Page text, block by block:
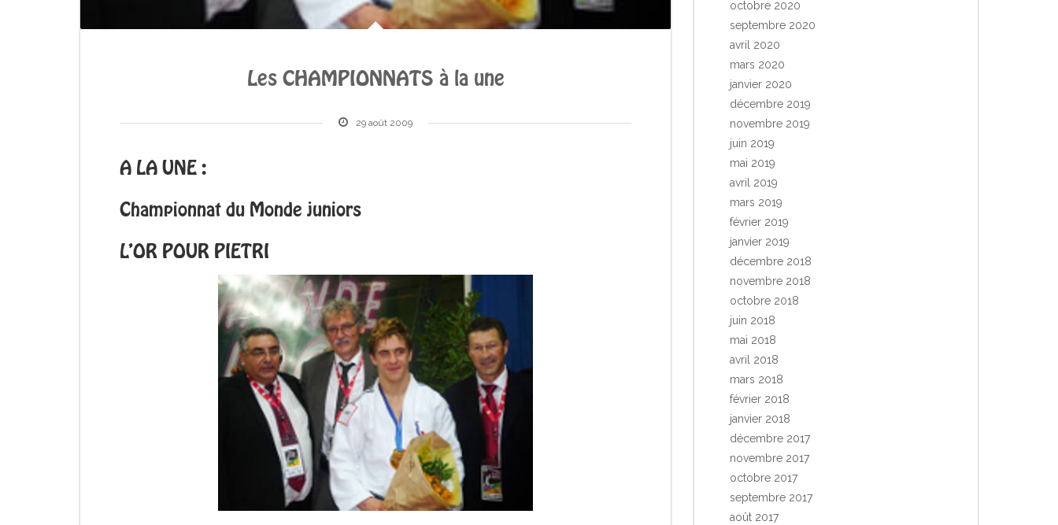
Les CHAMPIONNATS à la une
29 août 2009
A LA UNE :
Championnat du Monde juniors
L’OR POUR PIETRI
octobre 2020
septembre 2020
avril 2020
mars 2020
janvier 2020
décembre 2019
novembre 2019
juin 2019
mai 2019
avril 2019
mars 2019
février 2019
janvier 2019
décembre 2018
novembre 2018
octobre 2018
juin 2018
mai 2018
avril 2018
mars 2018
février 2018
janvier 2018
décembre 2017
novembre 2017
octobre 2017
septembre 2017
août 2017